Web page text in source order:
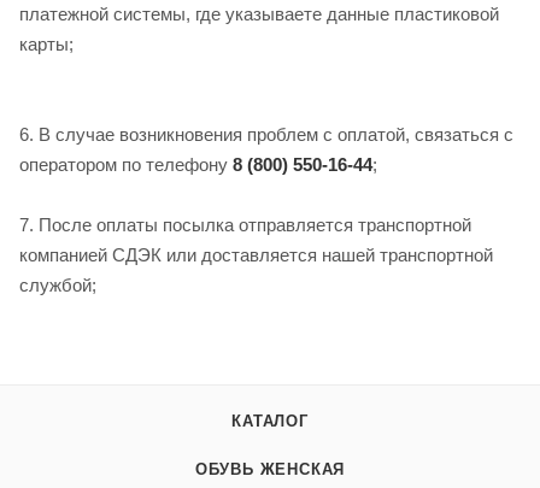
платежной системы, где указываете данные пластиковой
карты;
6. В случае возникновения проблем с оплатой, связаться с
оператором по телефону 8 (800) 550-16-44;
7. После оплаты посылка отправляется транспортной
компанией СДЭК или доставляется нашей транспортной
службой;
КАТАЛОГ
ОБУВЬ ЖЕНСКАЯ